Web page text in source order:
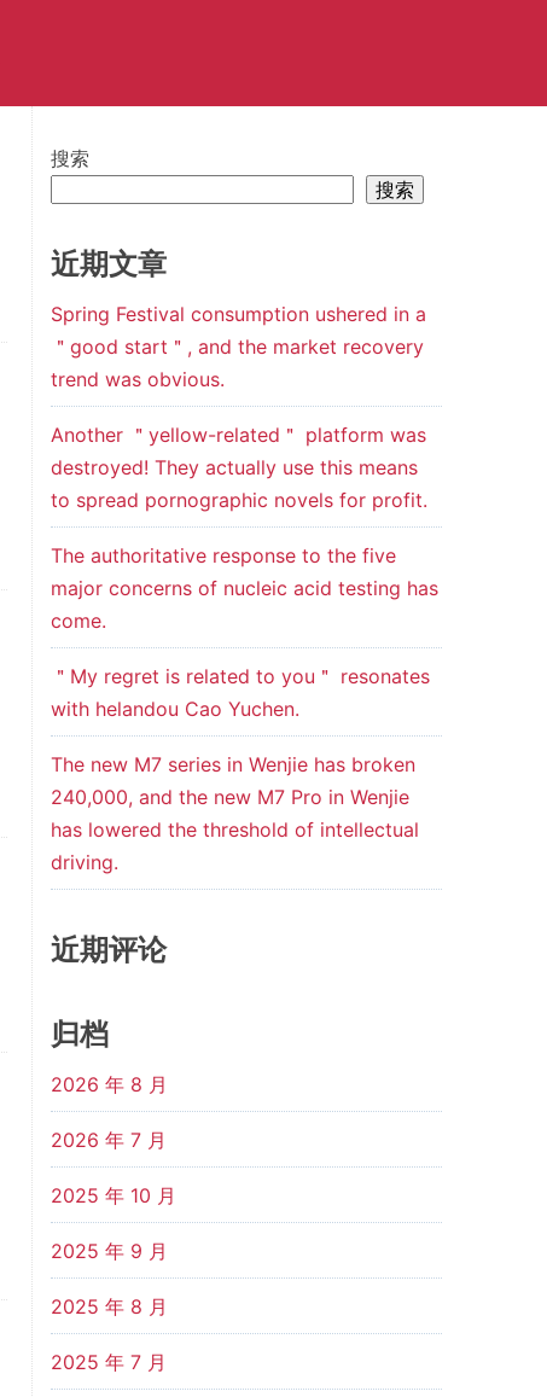
搜索
搜索
近期文章
Spring Festival consumption ushered in a
＂good start＂, and the market recovery
trend was obvious.
Another ＂yellow-related＂ platform was
destroyed! They actually use this means
to spread pornographic novels for profit.
The authoritative response to the five
major concerns of nucleic acid testing has
come.
＂My regret is related to you＂ resonates
with helandou Cao Yuchen.
The new M7 series in Wenjie has broken
240,000, and the new M7 Pro in Wenjie
has lowered the threshold of intellectual
driving.
近期评论
归档
2026 年 8 月
2026 年 7 月
2025 年 10 月
2025 年 9 月
2025 年 8 月
2025 年 7 月